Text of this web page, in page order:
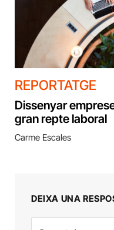
REPORTATGE
Dissenyar
gran repte laboral
Carme Escales
DEIXA UNA